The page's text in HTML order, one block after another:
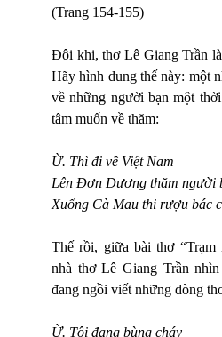
(Trang 154-155)
Đôi khi, thơ Lê Giang Trần
Hãy hình dung thế này: một
về những người bạn một
tâm muốn về thăm:
Ừ. Thì đi về Việt Nam
Lên Đơn Dương thăm người
Xuống Cà Mau thi rượu bác
Thế rồi, giữa bài thơ “Trạm
nhà thơ Lê Giang Trần
đang ngồi viết những dòng
Ừ. Tôi đang bùng cháy